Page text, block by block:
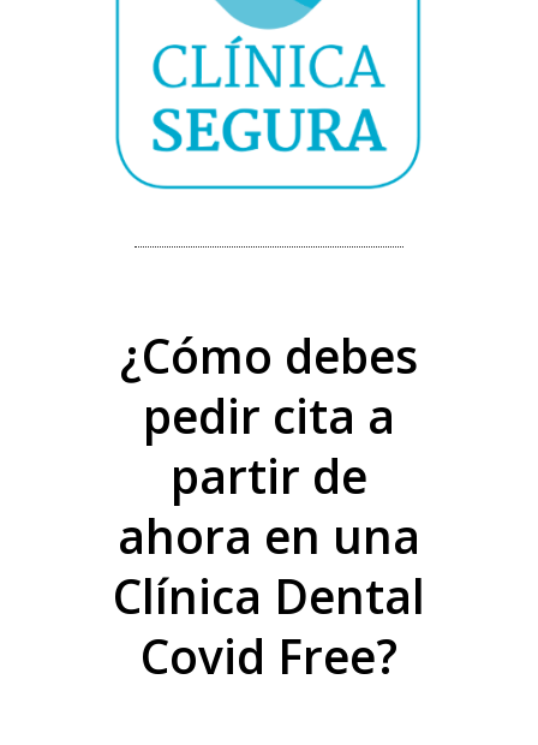
¿Cómo debes
pedir cita a
partir de
ahora en una
Clínica Dental
Covid Free?